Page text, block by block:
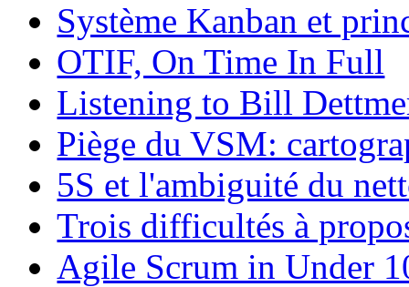
Système Kanban et
OTIF, On Time In Full
Listening to Bill
Piège du VSM:
5S et l'ambiguité du
Trois difficultés à
Agile Scrum in Under